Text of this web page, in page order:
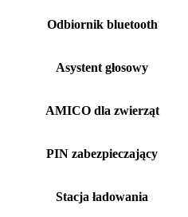
Odbiornik bluetooth
Asystent głosowy
AMICO dla zwierząt
PIN zabezpieczający
Stacja ładowania